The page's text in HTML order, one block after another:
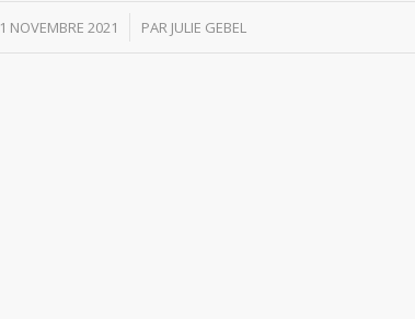
1 NOVEMBRE 2021
/ PAR JULIE GEBEL